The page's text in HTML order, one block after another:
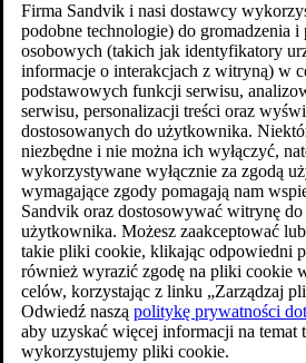
Firma Sandvik i nasi dostawcy
podobne technologie) do gromadzenia i
osobowych (takich jak identyfikatory
informacje o interakcjach z witryną) w
podstawowych funkcji serwisu,
serwisu, personalizacji treści oraz
dostosowanych do użytkownika.
niezbędne i nie można ich wyłączyć,
wykorzystywane wyłącznie za zgodą
wymagające zgody pomagają nam
Sandvik oraz dostosowywać witrynę
użytkownika. Możesz zaakceptować
takie pliki cookie, klikając odpowiedni
również wyrazić zgodę na pliki cookie
celów, korzystając z linku „Zarządzaj
Odwiedź naszą politykę prywatności
aby uzyskać więcej informacji na temat
wykorzystujemy pliki cookie.